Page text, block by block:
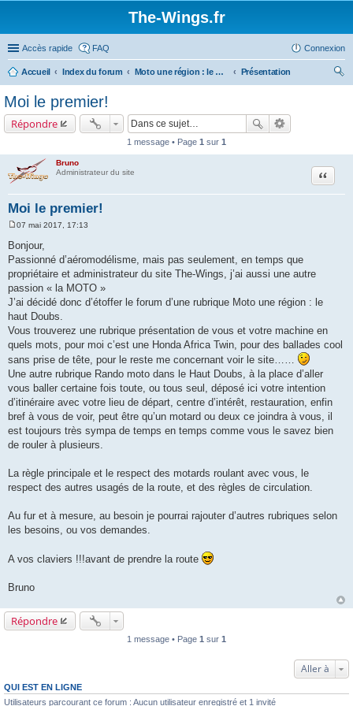
The-Wings.fr
Accès rapide FAQ Connexion
Accueil Index du forum Moto une région : le Haut Doubs
Présentation
Moi le premier!
Répondre
1 message • Page 1 sur 1
Bruno
Administrateur du site
Moi le premier!
Citation
s
s
g
e
07 mai 2017, 17:13
Bonjour,
Passionné d’aéromodélisme, mais pas seulement, en temps que
propriétaire et administrateur du site The-Wings, j’ai aussi une autre
passion « la MOTO »
J’ai décidé donc d’étoffer le forum d’une rubrique Moto une région : le
haut Doubs.
Vous trouverez une rubrique présentation de vous et votre machine en
quels mots, pour moi c’est une Honda Africa Twin, pour des ballades cool
sans prise de tête, pour le reste me concernant voir le site……
Une autre rubrique Rando moto dans le Haut Doubs, à la place d’aller
vous baller certaine fois toute, ou tous seul, déposé ici votre intention
d’itinéraire avec votre lieu de départ, centre d’intérêt, restauration, enfin
bref à vous de voir, peut être qu’un motard ou deux ce joindra à vous, il
est toujours très sympa de temps en temps comme vous le savez bien
de rouler à plusieurs.
La règle principale et le respect des motards roulant avec vous, le
respect des autres usagés de la route, et des règles de circulation.
Au fur et à mesure, au besoin je pourrai rajouter d’autres rubriques selon
les besoins, ou vos demandes.
A vos claviers !!!avant de prendre la route
Bruno
Répondre
1 message • Page 1 sur 1
Aller à
QUI EST EN LIGNE
Utilisateurs parcourant ce forum : Aucun utilisateur enregistré et 1 invité